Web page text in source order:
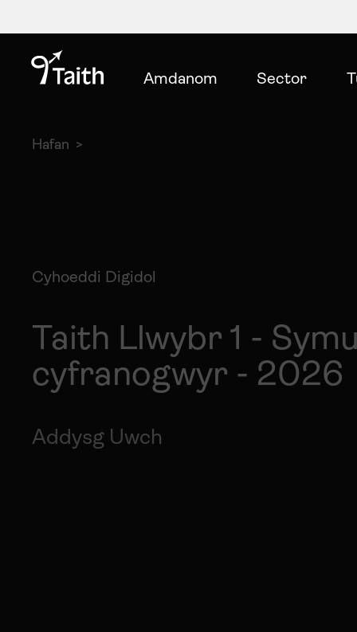
Amdanom Sector
Hafan
Cyhoeddi Digidol
Taith Llwybr 1 -
cyfranogwyr - 2026
Addysg Uwch